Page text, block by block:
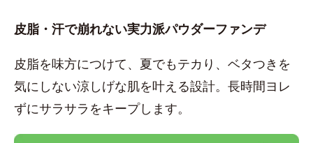
皮脂・汗で崩れない実力派パウダーファンデ
皮脂を味方につけて、夏でもテカり、ベタつきを
気にしない涼しげな肌を叶える設計。長時間ヨレ
ずにサラサラをキープします。